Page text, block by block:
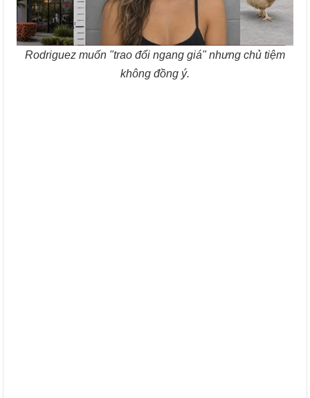
Rodriguez muốn "trao đổi ngang giá" nhưng chủ tiệm
không đồng ý.